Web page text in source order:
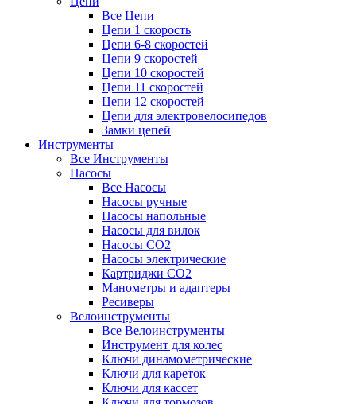
Все Цепи
Цепи 1 скорость
Цепи 6-8 скоростей
Цепи 9 скоростей
Цепи 10 скоростей
Цепи 11 скоростей
Цепи 12 скоростей
Цепи для электровелосипедов
Замки цепей
Инструменты
Все Инструменты
Насосы
Все Насосы
Насосы ручные
Насосы напольные
Насосы для вилок
Насосы CO2
Насосы электрические
Картриджи CO2
Манометры и адаптеры
Ресиверы
Велоинструменты
Все Велоинструменты
Инструмент для колес
Ключи динамометрические
Ключи для кареток
Ключи для кассет